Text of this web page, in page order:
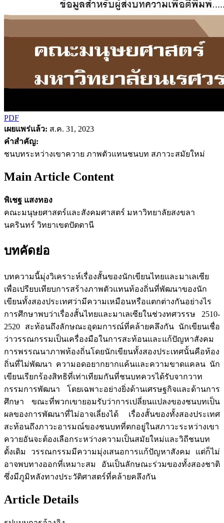
PDF
เผยแพร่แล้ว: ส.ค. 31, 2023
คำสำคัญ:
ชนบทระหว่างเขาควาย ภาพตัวแทนชนบท สภาวะสมัยใหม่
Main Article Content
พิเชฐ แสงทอง
คณะมนุษยศาสตร์และสังคมศาสตร์ มหาวิทยาลัยสงขลา
นครินทร์ วิทยาเขตปัตตานี
บทคัดย่อ
บทความนี้มุ่งวิเคราะห์เรื่องสั้นของนักเขียนไทยและมาเลเซีย
เพื่อเปรียบเทียบการสร้างภาพตัวแทนท้องถิ่นที่พัฒนาของนัก
เขียนทั้งสองประเทศว่ามีความเหมือนหรือแตกต่างกันอย่างไร
การศึกษาพบว่าเรื่องสั้นไทยและมาเลเซียในช่วงทศวรรษ 2510-
2520 สะท้อนถึงลักษณะอุดมการณ์ที่คล้ายคลึงกัน นักเขียนเชื่อ
ว่าวรรณกรรมเป็นเครื่องมือในการสะท้อนและแก้ปัญหาสังคม
การพรรณนาภาพท้องถิ่นโดยนักเขียนทั้งสองประเทศนั้นคือท้อง
ถิ่นที่ไม่พัฒนา ความอดอยากยากแค้นและความขาดแคลน นัก
เขียนเรียกร้องสิทธิที่เท่าเทียมกันที่ชนบทควรได้รับจากวาท
กรรมการพัฒนา โดยเฉพาะอย่างยิ่งด้านเศรษฐกิจและด้านการ
ศึกษา ขณะที่พวกเขายอมรับว่าการเปลี่ยนแปลงของชนบทเป็น
ผลของการพัฒนาที่ไม่อาจเลี่ยงได้ เรื่องสั้นของทั้งสองประเทศ
สะท้อนถึงภาวะอารมณ์ของชนบทที่ตกอยู่ในสภาวะระหว่างเขา
ควายอันจะต้องเลือกระหว่างความเป็นสมัยใหม่และวิถีชนบท
ดั้งเดิม วรรณกรรมมีความมุ่งเสนอการแก้ปัญหาสังคม แต่ก็ไม่
อาจพบทางออกที่เหมาะสม อันเป็นลักษณะร่วมของทั้งสองชาติ
ซึ่งมีภูมิหลังทางประวัติศาสตร์ที่คล้ายคลึงกัน
Article Details